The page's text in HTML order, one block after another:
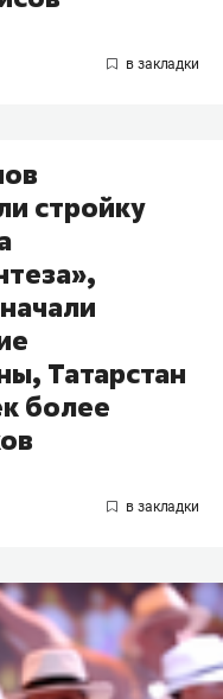
стройку
Татарстан
более